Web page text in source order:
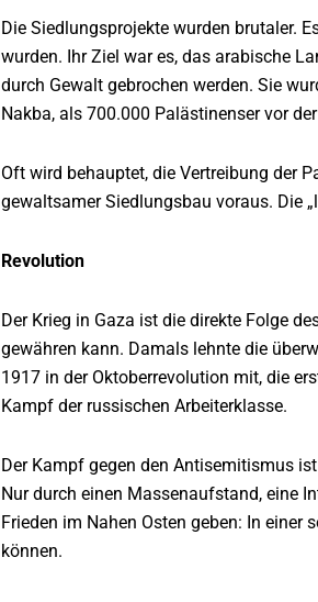
Die Siedlungsprojekte wurden brutaler.
wurden. Ihr Ziel war es, das arabische
durch Gewalt gebrochen werden. Sie
Nakba, als 700.000 Palästinenser vor
Oft wird behauptet, die Vertreibung der
gewaltsamer Siedlungsbau voraus. Die
Revolution
Der Krieg in Gaza ist die direkte Folge
gewähren kann. Damals lehnte die
1917 in der Oktoberrevolution mit, die
Kampf der russischen Arbeiterklasse.
Der Kampf gegen den Antisemitismus
Nur durch einen Massenaufstand, eine
Frieden im Nahen Osten geben: In
können.